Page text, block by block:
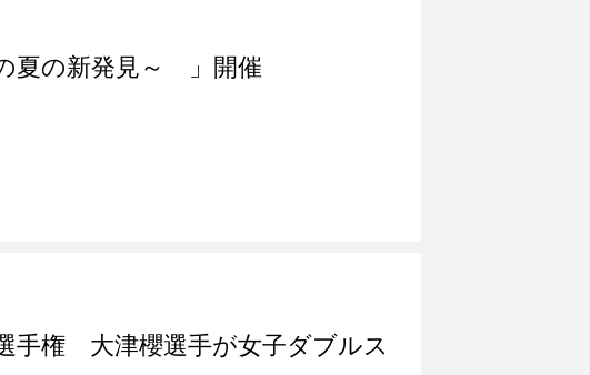
夏の新発見～ 」開催
手権 大津櫻選手が女子ダブルス